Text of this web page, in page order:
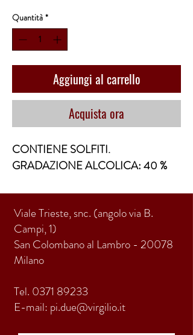
Quantità *
Aggiungi al carrello
Acquista ora
CONTIENE SOLFITI.
GRADAZIONE ALCOLICA: 40 %
Viale Trieste, snc. (angolo via B.
Campi, 1)
San Colombano al Lambro - 20078
Milano
Tel. 0371 89233
E-mail: pi.due@virgilio.it